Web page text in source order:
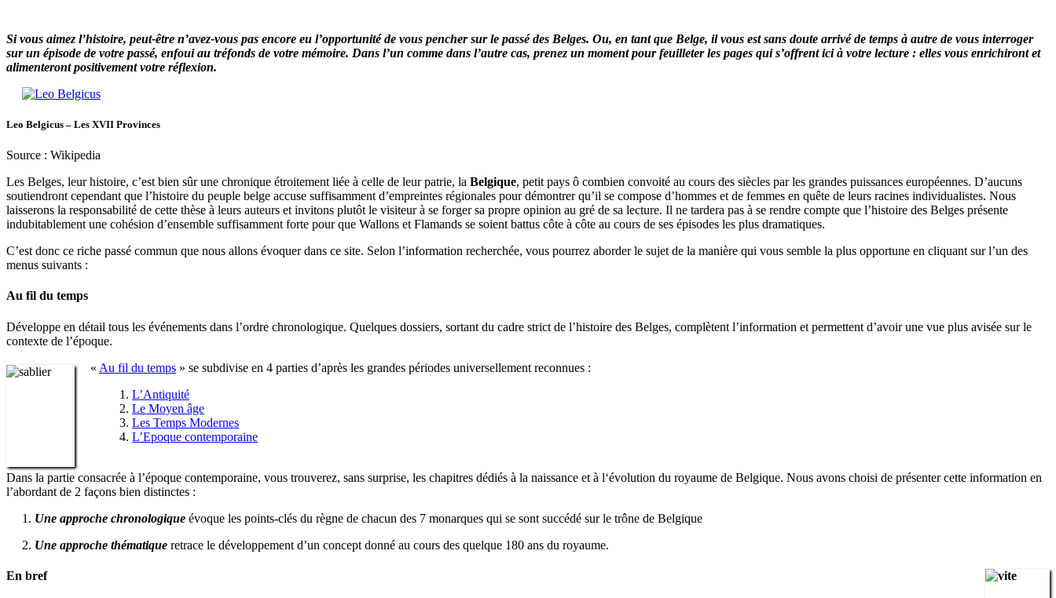
Si vous aimez l’histoire, peut-être n’avez-vous pas encore eu l’opportunité de vous pencher sur le passé des Belges. Ou, en tant que Belge, il vous est sans doute arrivé de temps à autre de vous interroger
sur un épisode de votre passé, enfoui au tréfonds de votre mémoire. Dans l’un comme dans l’autre cas, prenez un moment pour feuilleter les pages qui s’offrent ici à votre lecture : elles vous enrichiront et
alimenteront positivement votre réflexion.
Leo Belgicus – Les XVII Provinces
Source : Wikipedia
Les Belges, leur histoire, c’est bien sûr une chronique étroitement liée à celle de leur patrie, la Belgique, petit pays ô combien convoité au cours des siècles par les grandes puissances européennes. D’aucuns
soutiendront cependant que l’histoire du peuple belge accuse suffisamment d’empreintes régionales pour démontrer qu’il se compose d’hommes et de femmes en quête de leurs racines individualistes. Nous
laisserons la responsabilité de cette thèse à leurs auteurs et invitons plutôt le visiteur à se forger sa propre opinion au gré de sa lecture. Il ne tardera pas à se rendre compte que l’histoire des Belges présente
indubitablement une cohésion d’ensemble suffisamment forte pour que Wallons et Flamands se soient battus côte à côte au cours de ses épisodes les plus dramatiques.
C’est donc ce riche passé commun que nous allons évoquer dans ce site. Selon l’information recherchée, vous pourrez aborder le sujet de la manière qui vous semble la plus opportune en cliquant sur l’un des
menus suivants :
Au fil du temps
Développe en détail tous les événements dans l’ordre chronologique. Quelques dossiers, sortant du cadre strict de l’histoire des Belges, complètent l’information et permettent d’avoir une vue plus avisée sur le
contexte de l’époque.
« Au fil du temps » se subdivise en 4 parties d’après les grandes périodes universellement reconnues :
L’Antiquité
Le Moyen âge
Les Temps Modernes
L’Epoque contemporaine
Dans la partie consacrée à l’époque contemporaine, vous trouverez, sans surprise, les chapitres dédiés à la naissance et à l‘évolution du royaume de Belgique. Nous avons choisi de présenter cette information en
l’abordant de 2 façons bien distinctes :
1. Une approche chronologique évoque les points-clés du règne de chacun des 7 monarques qui se sont succédé sur le trône de Belgique
2. Une approche thématique retrace le développement d’un concept donné au cours des quelque 180 ans du royaume.
En bref